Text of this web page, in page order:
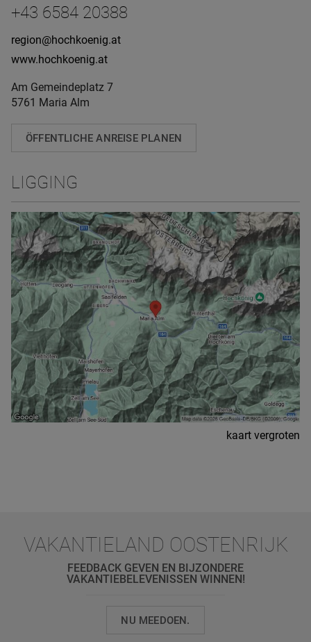
+43 6584 20388
region@hochkoenig.at
www.hochkoenig.at
Am Gemeindeplatz 7
5761 Maria Alm
ÖFFENTLICHE ANREISE PLANEN
LIGGING
kaart vergroten
VAKANTIELAND OOSTENRIJK
FEEDBACK GEVEN EN BIJZONDERE
VAKANTIEBELEVENISSEN WINNEN!
NU MEEDOEN.